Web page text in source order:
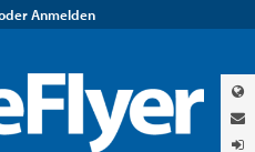
Anmelden